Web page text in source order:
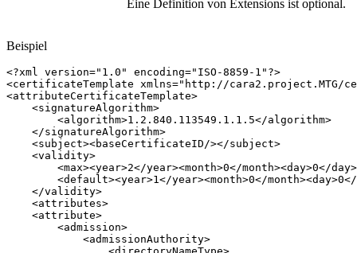
Eine Definition von Extensions ist optional.
Beispiel
<?xml version="1.0" encoding="ISO-8859-1"?>
<certificateTemplate xmlns="http://cara2.project.MTG/
<attributeCertificateTemplate>
    <signatureAlgorithm>
        <algorithm>1.2.840.113549.1.1.5</algorithm>
    </signatureAlgorithm>
    <subject><baseCertificateID/></subject>
    <validity>
<max><year>2</year><month>0</month><day>0</
<default><year>1</year><month>0</
    </validity>
    <attributes>
    <attribute>
        <admission>
            <admissionAuthority>